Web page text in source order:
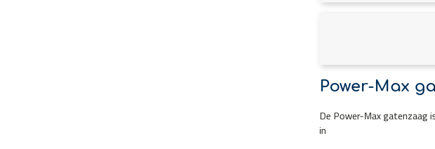
Power-Max
De Power-Max gatenzaag
in